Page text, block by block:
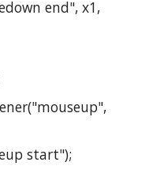
start");